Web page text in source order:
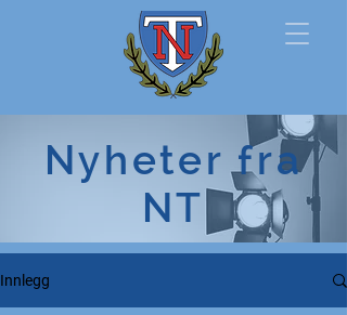
Tollerforbund
Nyheter fra
NT
Innlegg